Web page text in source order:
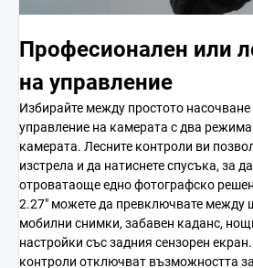
Професионален или
на управление
Избирайте между простото
управление на камерата с два
камерата. Лесните контроли ви
изстрела и да натиснете спусъка, за
отроватаоще едно фотографско
2.27" можете да превключвате между
мобилни снимки, забавен каданс,
настройки със задния сензорен
контроли отключват възможността